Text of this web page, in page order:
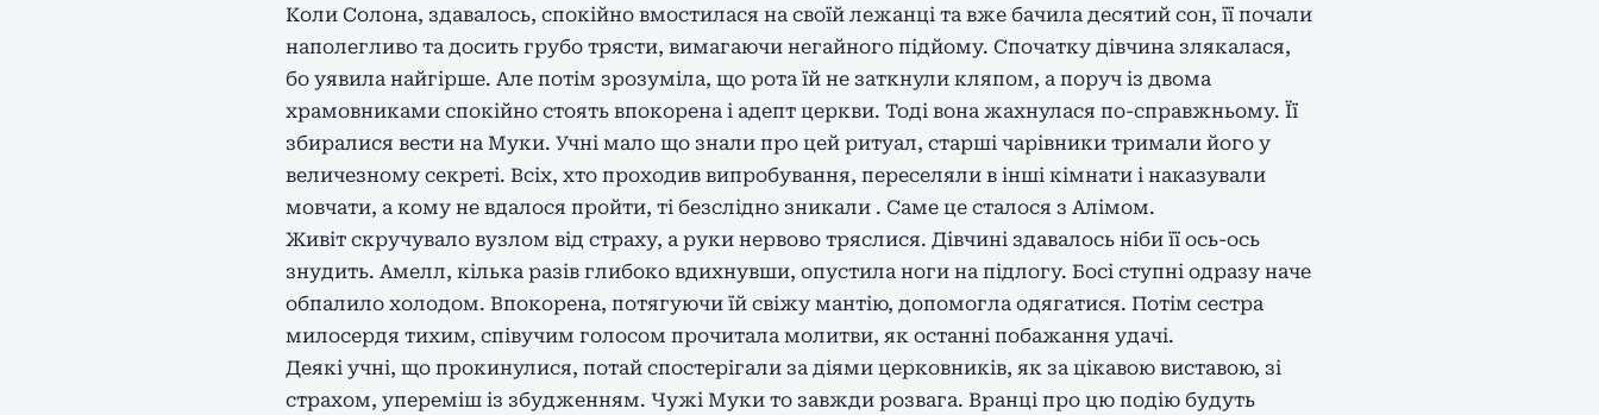
Коли Солона, здавалось, спокійно вмостилася на своїй лежанці та вже бачила десятий сон, її почали
наполегливо та досить грубо трясти, вимагаючи негайного підйому. Спочатку дівчина злякалася,
бо уявила найгірше. Але потім зрозуміла, що рота їй не заткнули кляпом, а поруч із двома
храмовниками спокійно стоять впокорена і адепт церкви. Тоді вона жахнулася по-справжньому. Її
збиралися вести на Муки. Учні мало що знали про цей ритуал, старші чарівники тримали його у
величезному секреті. Всіх, хто проходив випробування, переселяли в інші кімнати і наказували
мовчати, а кому не вдалося пройти, ті безслідно зникали . Саме це сталося з Алімом.
Живіт скручувало вузлом від страху, а руки нервово тряслися. Дівчині здавалось ніби її ось-ось
знудить. Амелл, кілька разів глибоко вдихнувши, опустила ноги на підлогу. Босі ступні одразу наче
обпалило холодом. Впокорена, потягуючи їй свіжу мантію, допомогла одягатися. Потім сестра
милосердя тихим, співучим голосом прочитала молитви, як останні побажання удачі.
Деякі учні, що прокинулися, потай спостерігали за діями церковників, як за цікавою виставою, зі
страхом, упереміш із збудженням. Чужі Муки то завжди розвага. Вранці про цю подію будуть